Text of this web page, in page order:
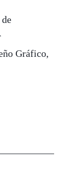
Gráfico,